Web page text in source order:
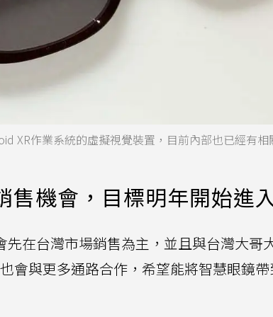
XR作業系統的虛擬視覺裝置，目前內部也已經有
售機會，目標明年開始進
先在台灣市場銷售為主，並且與台灣大哥
會與更多通路合作，希望能將智慧眼鏡